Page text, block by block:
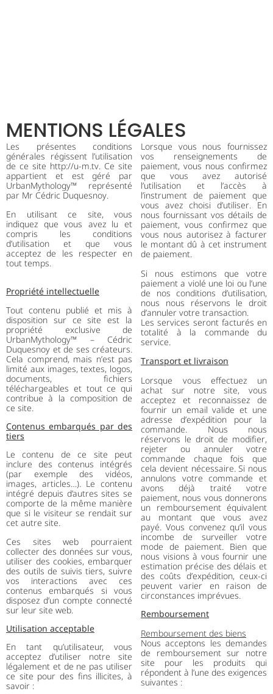
MENTIONS LÉGALES
Les présentes conditions
générales régissent l’utilisation
de ce site http://u-m.tv. Ce site
appartient et est géré par
UrbanMythology™ représenté
par Mr Cédric Duquesnoy.
En utilisant ce site, vous
indiquez que vous avez lu et
compris les conditions
d’utilisation et que vous
acceptez de les respecter en
tout temps.
Propriété intellectuelle
Tout contenu publié et mis à
disposition sur ce site est la
propriété exclusive de
UrbanMythology™ – Cédric
Duquesnoy et de ses créateurs.
Cela comprend, mais n’est pas
limité aux images, textes, logos,
documents, fichiers
téléchargeables et tout ce qui
contribue à la composition de
ce site.
Contenus embarqués par des
tiers
Le contenu de ce site peut
inclure des contenus intégrés
(par exemple des vidéos,
images, articles…). Le contenu
intégré depuis d’autres sites se
comporte de la même manière
que si le visiteur se rendait sur
cet autre site.
Ces sites web pourraient
collecter des données sur vous,
utiliser des cookies, embarquer
des outils de suivis tiers, suivre
vos interactions avec ces
contenus embarqués si vous
disposez d’un compte connecté
sur leur site web.
Utilisation acceptable
En tant qu’utilisateur, vous
acceptez d’utiliser notre site
légalement et de ne pas utiliser
ce site pour des fins illicites, à
savoir :
Lorsque vous nous fournissez
vos renseignements de
paiement, vous nous confirmez
que vous avez autorisé
l’utilisation et l’accès à
l’instrument de paiement que
vous avez choisi d’utiliser. En
nous fournissant vos détails de
paiement, vous confirmez que
vous nous autorisez à facturer
le montant dû à cet instrument
de paiement.
Si nous estimons que votre
paiement a violé une loi ou l’une
de nos conditions d’utilisation,
nous nous réservons le droit
d’annuler votre transaction.
Les services seront facturés en
totalité à la commande du
service.
Transport et livraison
Lorsque vous effectuez un
achat sur notre site, vous
acceptez et reconnaissez de
fournir un email valide et une
adresse d’expédition pour la
commande. Nous nous
réservons le droit de modifier,
rejeter ou annuler votre
commande chaque fois que
cela devient nécessaire. Si nous
annulons votre commande et
avons déjà traité votre
paiement, nous vous donnerons
un remboursement équivalent
au montant que vous avez
payé. Vous convenez qu’il vous
incombe de surveiller votre
mode de paiement. Bien que
nous visions à vous fournir une
estimation précise des délais et
des coûts d’expédition, ceux-ci
peuvent varier en raison de
circonstances imprévues.
Remboursement
Remboursement des biens
Nous acceptons les demandes
de remboursement sur notre
site pour les produits qui
répondent à l’une des exigences
suivantes :